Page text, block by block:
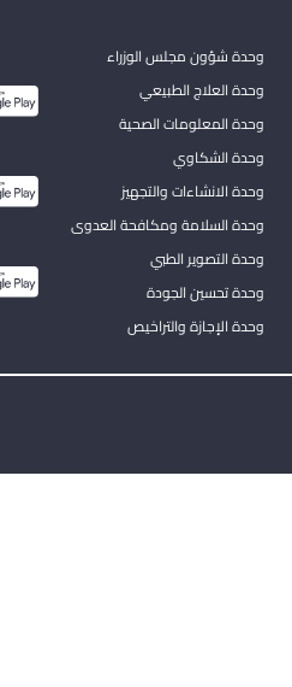
وحدة شؤون مجلس الوزراء
وحدة العلاج الطبيعي
وحدة المعلومات الصحية
وحدة الشكاوي
وحدة الانشاءات والتجهيز
وحدة السلامة ومكافحة العدوى
وحدة التصوير الطبي
وحدة تحسين الجودة
وحدة الإجازة والتراخيص